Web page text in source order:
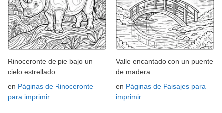
Rinoceronte de pie bajo un
cielo estrellado
en Páginas de Rinoceronte
para imprimir
Valle encantado con un puente
de madera
en Páginas de Paisajes para
imprimir